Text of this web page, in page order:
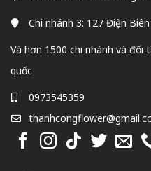
Chi nhánh 3: 127 Điện
Và hơn 1500 chi nhánh và
quốc
0973545359